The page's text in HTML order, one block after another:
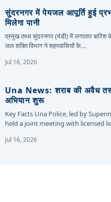
सुंदरनगर में पेयजल आपूर्ति हुई
मिलेगा पानी
प्रमुख तथ्य सुंदरनगर (मंडी) में लगातार बारिश
जल शक्ति विभाग ने शहरवासियों के…
Jul 16, 2026
Una News: शराब की अवैध
अभियान शुरू
Key Facts Una Police, led by
held a joint meeting with licensed
Jul 16, 2026